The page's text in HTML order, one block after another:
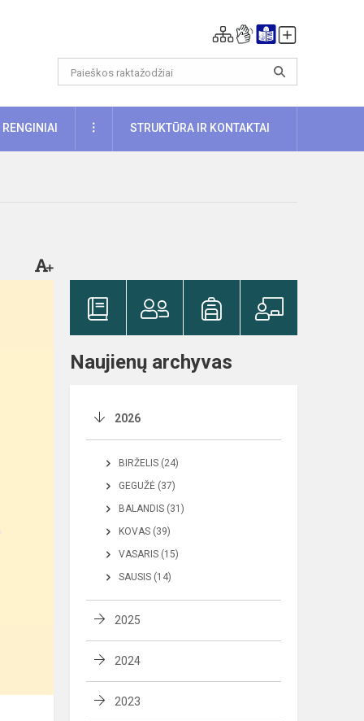
RENGINIAI DAUGIAUSTRUKTŪRA IR KONTAKTAI
Naujienų archyvas
2026
BIRŽELIS (24)
GEGUŽĖ (37)
BALANDIS (31)
KOVAS (39)
VASARIS (15)
SAUSIS (14)
2025
2024
2023